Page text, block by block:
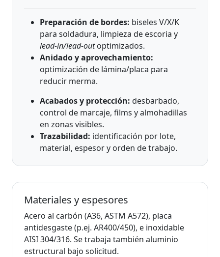
Preparación de bordes: biseles V/X/K
para soldadura, limpieza de escoria y
lead-in/lead-outoptimizados.
Anidado y aprovechamiento:
optimización de lámina/placa para
reducir merma.
Acabados y protección: desbarbado,
control de marcaje, films y almohadillas
en zonas visibles.
Trazabilidad: identificación por lote,
material, espesor y orden de trabajo.
Materiales y espesores
Acero al carbón (A36, ASTM A572), placa
antidesgaste (p.ej. AR400/450), e inoxidable
AISI 304/316. Se trabaja también aluminio
estructural bajo solicitud.